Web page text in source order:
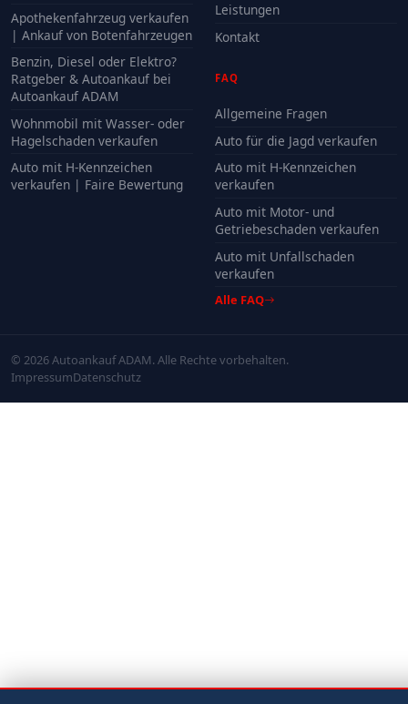
Apothekenfahrzeug verkaufen
| Ankauf von Botenfahrzeugen
Benzin, Diesel oder Elektro?
Ratgeber & Autoankauf bei
Autoankauf ADAM
Wohnmobil mit Wasser- oder
Hagelschaden verkaufen
Auto mit H-Kennzeichen
verkaufen | Faire Bewertung
Leistungen
Kontakt
FAQ
Allgemeine Fragen
Auto für die Jagd verkaufen
Auto mit H-Kennzeichen
verkaufen
Auto mit Motor- und
Getriebeschaden verkaufen
Auto mit Unfallschaden
verkaufen
Alle FAQ
© 2026 Autoankauf ADAM. Alle Rechte vorbehalten.
ImpressumDatenschutz